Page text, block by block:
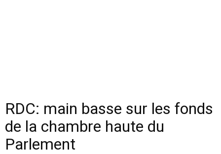
RDC: main basse sur les fonds
de la chambre haute du
Parlement